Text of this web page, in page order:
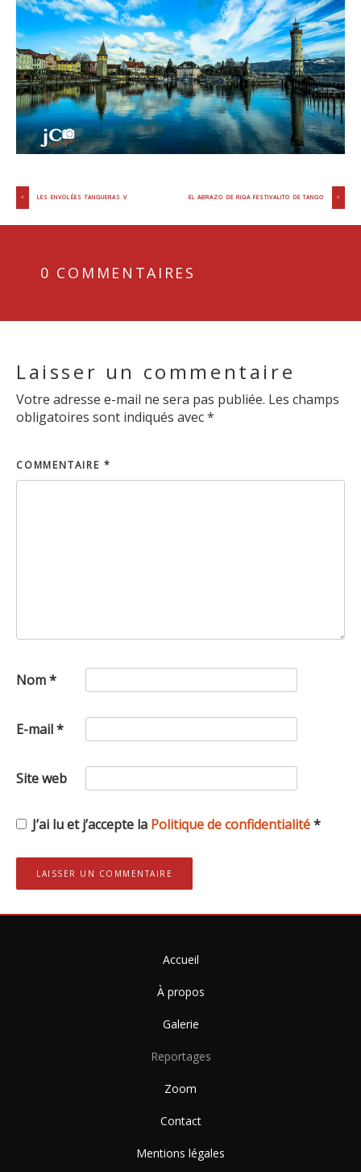
Navigation
de
l’article
LES ENVOLÉES TANGUERAS V EL ABRAZO DE RIGA FESTIVALITO DE TANGO
0 COMMENTAIRES
Laisser un commentaire
Votre adresse e-mail ne sera pas publiée. Les champs
obligatoires sont indiqués avec*
COMMENTAIRE *
Nom*
E-mail*
Site web
J’ai lu et j’accepte la Politique de confidentialité*
Accueil
À propos
Galerie
Reportages
Zoom
Contact
Mentions légales